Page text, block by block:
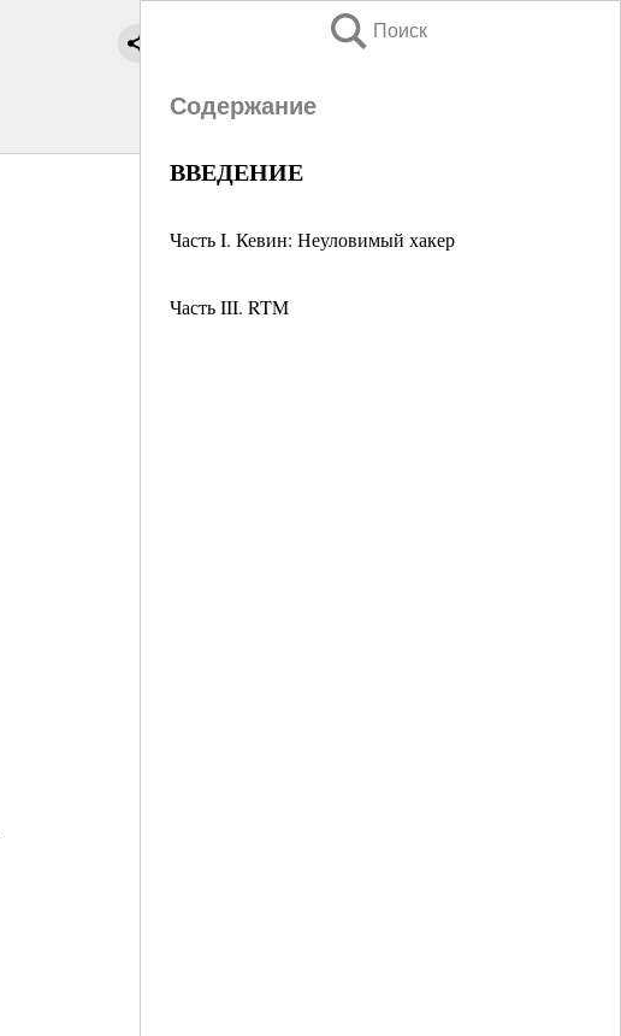
Поиск
Содержание
ВВЕДЕНИЕ
Часть I. Кевин: Неуловимый хакер
Часть III. RTM